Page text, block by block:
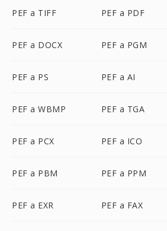
PEF a TIFF PEF a PDF
PEF a DOCX PEF a PGM
PEF a PS PEF a AI
PEF a WBMP PEF a TGA
PEF a PCX PEF a ICO
PEF a PBM PEF a PPM
PEF a EXR PEF a FAX